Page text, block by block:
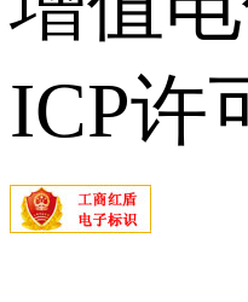
ICP许